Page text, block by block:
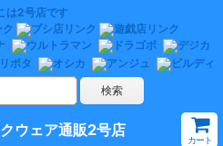
ウェア通販2号店
カート